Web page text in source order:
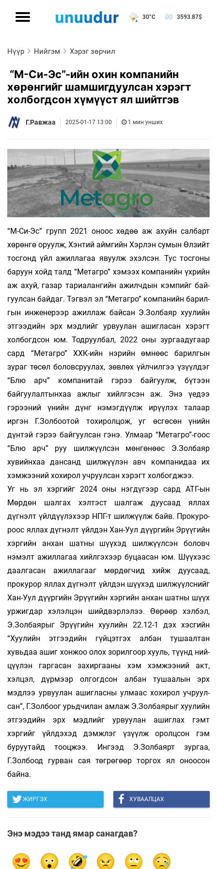
30°C 3593.87$
Нүүр Нийгэм Хэрэг зөрчил
“М-Си-Эс”-ийн охин компанийн
хөрөнгийг шамшигдуулсан хэрэгт
холбогдсон хүмүүст ял шийтгэв
Г.Равжаа 2025-01-17 13:00 1 мин унших
“М-Си-Эс” групп 2021 оноос хөдөө аж ахуйн салбарт
хөрөнгө оруулж, Хэн­­тий аймгийн Хэр­лэн сумын Өл­зийт
тос­гонд үйл ажиллагаа явуулж эхэл­сэн. Тус тосгоны
баруун хойд талд “Ме­тагро” хэмээх компанийн үхрийн
аж ахуй, газар тариалангийн ажилчдын кэм­­пийг бай­
гуул­сан байдаг. Тэгвэл эл “Метагро” компанийн барил­
гын ин­же­нерээр ажиллаж байсан Э.Зол­­баяр хуулийн
этгээдийн эрх мэдлийг ур­вуу­лан ашигласан хэрэгт
холбогдсон юм. Тод­­руулбал, 2022 оны зургаадугаар
сард “Ме­тагро” ХХК-ийн нэрийн өмнөөс ба­рилгын
зураг төсөл боловсруулах, зөв­лөх үйлчилгээ үзүүл­дэг
“Блю арч” ком­панитай гэрээ бай­гуулж, бүтээн
байгуулалтынхаа ажлыг хий­лгэсэн аж. Энэ үедээ
гэрээний үнийн дүнг нэмэг­дүүлж ирүү­лэх талаар
иргэн Г.Золбоотой тохи­рол­цож, уг өсгөсөн үнийн
дүнтэй гэ­рээ бай­гуулсан гэнэ. Улмаар “Метагро”-гоос
“Блю арч” руу шилжүүлсэн мөн­гөнөөс Э.Зол­баяр
хувийнхаа дансанд шил­жүү­лэн авч ком­панидаа их
хэмжээний хо­хирол учруулсан хэрэгт холбогджээ.
Уг нь эл хэргийг 2024 оны нэгдүгээр сард АТГ-ын
Мөрдөн шалгах хэлтэст шал­гаж дуусаад яллах
дүгнэлт үйл­дүү­лэ­хээр НПГ-т шилжүүлж байв. Про­ку­ро­
роос яллах дүг­нэлт үйлдэн Хан-Уул дүүр­гийн Эрүүгийн
хэргийн анхан шат­ны шүүхэд шилжүүлсэн боловч
нэмэлт ажиллагаа хийлгэхээр буцаа­сан юм. Шүүхээс
даалгасан ажиллагааг мөр­дөг­чид хийж дуусаад,
прокурор яллах дүг­нэлт үйлдэн шүүхэд шилжүүлснийг
Хан-Уул дүүр­гийн Эрүүгийн хэргийн ан­хан шатны шүүх
уржиг­дар хэлэлцэн шийд­вэрлэлээ. Өөрөөр хэлбэл,
Э.Зол­баярыг Эрүүгийн хуулийн 22.12-1 дэх хэс­гийн
“Хуулийн этгээдийн гүй­цэт­гэх албан тушаалтан
хувьдаа ашиг хон­жоо олох зорилгоор хууль, түүнд ний­­
цүүлэн гаргасан захиргааны хэм хэм­­жээний акт,
хэлцэл, дүрмээр олгогд­сон албан тушаалын эрх
мэдлээ ур­вуу­лан ашигласны улмаас хохирол уч­руул­
сан”, Г.Золбоог урьдчилан амлаж Э.Зол­баярыг хуулийн
этгээдийн эрх мэд­лийг урвуулан ашиглах гэмт
хэргийг үйлдэхэд дэмжлэг үзүүлж оролцсон гэм
буруутайд тооцжээ. Ингээд Э.Золбаярт зургаа,
Г.Золбоод гурван сая төгрөгөөр тор­гох ял оноосон
байна.
ЖИРГЭХ ХУВААЛЦАХ
Энэ мэдээ танд ямар санагдав?